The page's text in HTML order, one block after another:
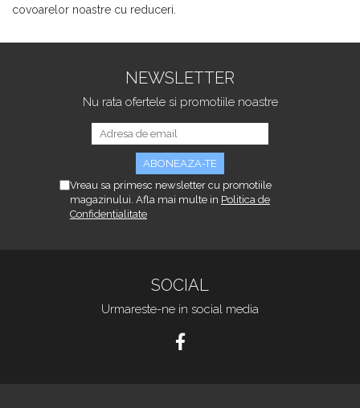
covoarelor noastre cu reduceri.
NEWSLETTER
Nu rata ofertele si promotiile noastre
Vreau sa primesc newsletter cu promotiile
magazinului. Afla mai multe in Politica de
Confidentialitate
SOCIAL
Urmareste-ne in social media